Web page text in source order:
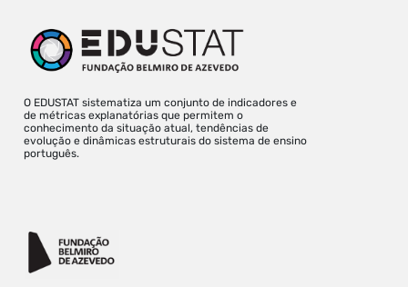
O EDUSTAT sistematiza um conjunto de indicadores e
de métricas explanatórias que permitem o
conhecimento da situação atual, tendências de
evolução e dinâmicas estruturais do sistema de ensino
português.